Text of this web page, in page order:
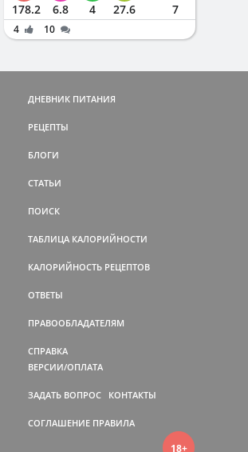
178.2 6.8 4 27.6 7
4 10
ДНЕВНИК ПИТАНИЯ
РЕЦЕПТЫ
БЛОГИ
СТАТЬИ
ПОИСК
ТАБЛИЦА КАЛОРИЙНОСТИ
КАЛОРИЙНОСТЬ РЕЦЕПТОВ
ОТВЕТЫ
ПРАВООБЛАДАТЕЛЯМ
СПРАВКА
ВЕРСИИ/ОПЛАТА
ЗАДАТЬ ВОПРОС КОНТАКТЫ
СОГЛАШЕНИЕ ПРАВИЛА
18+